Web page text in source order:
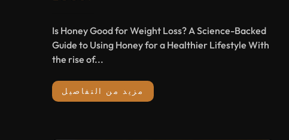
Is Honey Good for Weight Loss? A Science-Backed
Guide to Using Honey for a Healthier Lifestyle With
the rise of...
مزيد من التفاصيل